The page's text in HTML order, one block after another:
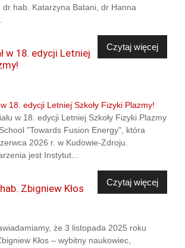
dr hab. Katarzyna Batani, dr Hanna
Czytaj więcej
w 18. edycji Letniej
w 18. edycji Letniej Szkoły Fizyki Plazmy
"Towards Fusion Energy", która
2026 r. w Kudowie-Zdroju.
jest Instytut...
Czytaj więcej
Zbigniew Kłos
że 3 listopada 2025 roku
Kłos – wybitny naukowiec,